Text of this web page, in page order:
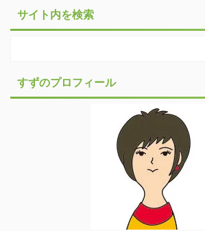
サイト内を検索
すずのプロフィール